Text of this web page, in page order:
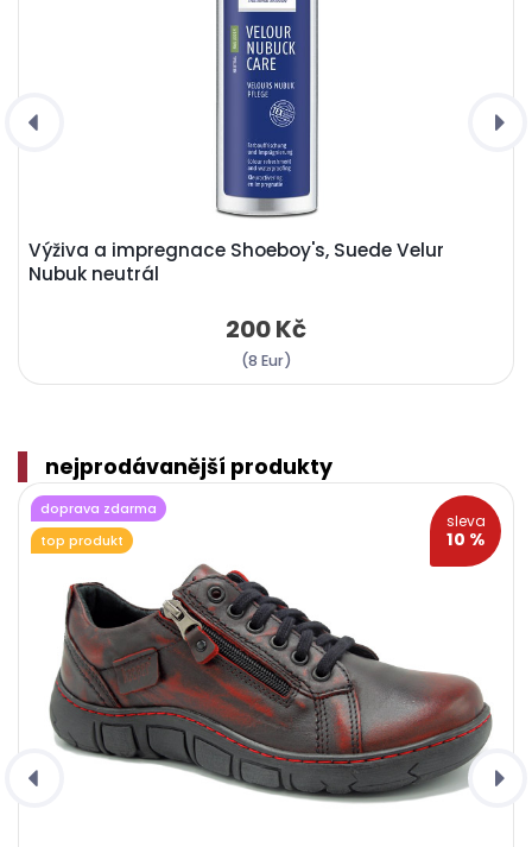
Výživa a impregnace Shoeboy's, Suede Velur
Nubuk neutrál
200 Kč
(8 Eur)
nejprodávanější produkty
doprava zdarma
top produkt
sleva
10 %